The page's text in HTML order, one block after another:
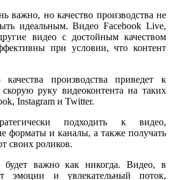
важно, но качество производства не
идеальным. Видео Facebook Live,
видео с достойным качеством
при условии, что контент
качества производства приведет к
руку видеоконтента на таких
Instagram и Twitter.
подходить к видео,
форматы и каналы, а также получать
своих роликов.
будет важно как никогда. Видео, в
эмоции и увлекательный поток,